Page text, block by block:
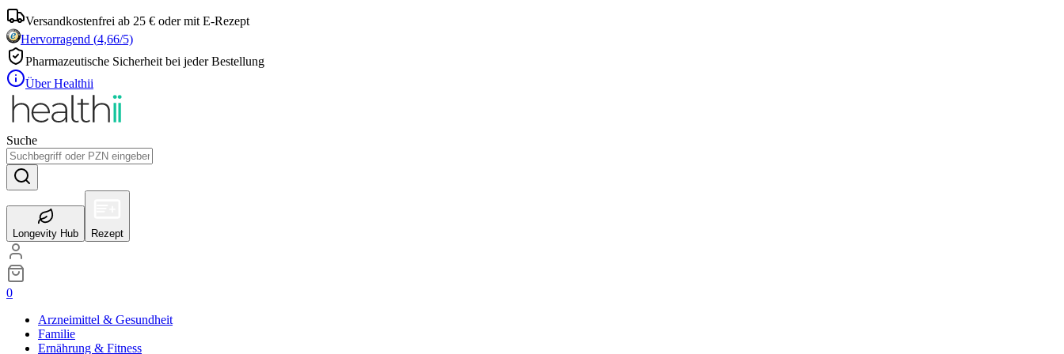
Versandkostenfrei ab 25 € oder mit E-Rezept
Hervorragend (4,66/5)
Pharmazeutische Sicherheit bei jeder Bestellung
Über Healthii
Suche
Longevity Hub Rezept
0
Arzneimittel & Gesundheit
Familie
Ernährung & Fitness